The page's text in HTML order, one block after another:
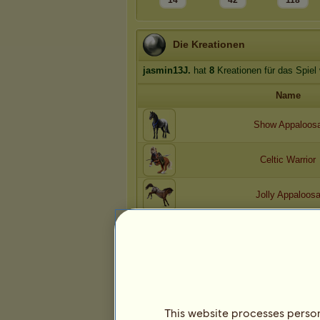
Die Kreationen
jasmin13J. hat 8 Kreationen für das Spiel
Name
Show
Celtic Warrior
Jolly Appaloosa
This website processes